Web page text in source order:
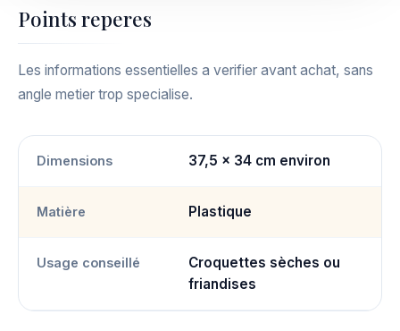
Points reperes
Les informations essentielles a verifier avant achat, sans
angle metier trop specialise.
Dimensions 37,5 x 34 cm environ
Matière Plastique
Usage conseillé
Croquettes sèches ou
friandises